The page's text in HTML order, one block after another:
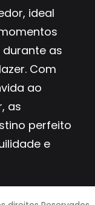
ideal
durante as
Com
ao
as
perfeito
e